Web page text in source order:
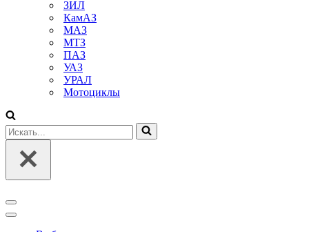
ЗИЛ
КамАЗ
МАЗ
МТЗ
ПАЗ
УАЗ
УРАЛ
Мотоциклы
Искать...
Меню
навигации
Меню
навигации